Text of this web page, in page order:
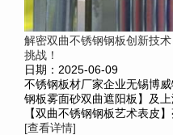
解密双曲不锈钢钢板创新技
挑战！
日期：2025-06-09
不锈钢板材厂家企业无锡博
钢板雾面砂双曲遮阳板】及
【双曲不锈钢钢板艺术表皮】
[查看详情]